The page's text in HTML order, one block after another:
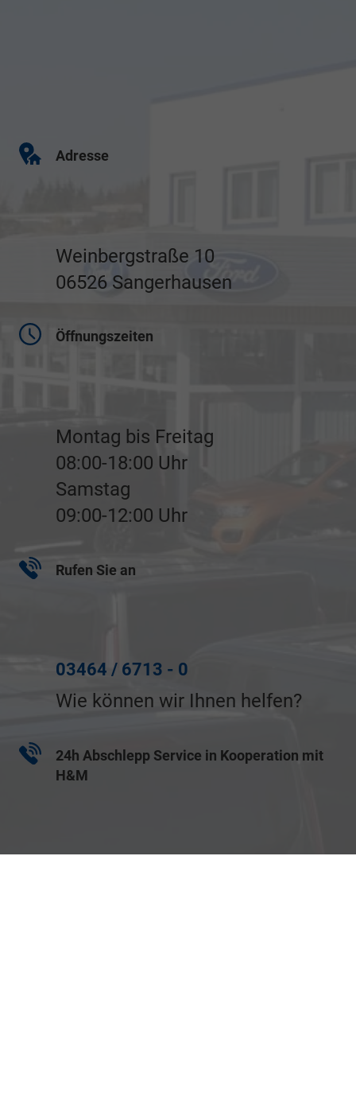
Adresse
Weinbergstraße 10
06526 Sangerhausen
Öffnungszeiten
Montag bis Freitag
08:00-18:00 Uhr
Samstag
09:00-12:00 Uhr
Rufen Sie an
03464 / 6713 - 0
Wie können wir Ihnen helfen?
24h Abschlepp Service in Kooperation mit
H&M